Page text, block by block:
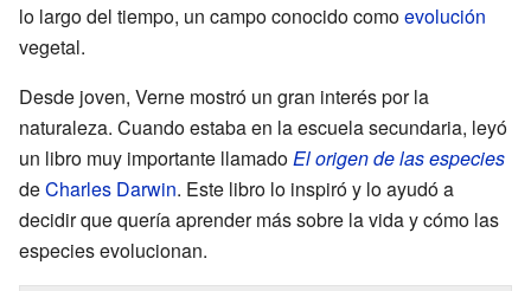
lo largo del tiempo, un campo conocido comoevolución
vegetal.
Desde joven, Verne mostró un gran interés por la
naturaleza. Cuando estaba en la escuela secundaria, leyó
un libro muy importante llamadoEl origen de las especies
deCharles Darwin. Este libro lo inspiró y lo ayudó a
decidir que quería aprender más sobre la vida y cómo las
especies evolucionan.